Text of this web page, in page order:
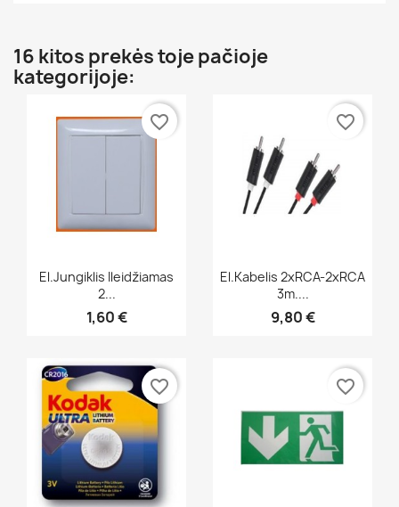
16 kitos prekės toje pačioje
kategorijoje:
Greita peržiūra
El.jungiklis Ileidžiamas
2...
1,60 €
favorite_border
Greita peržiūra
El.kabelis 2xRCA-2xRCA
3m....
9,80 €
favorite_border
favorite_border favorite_border